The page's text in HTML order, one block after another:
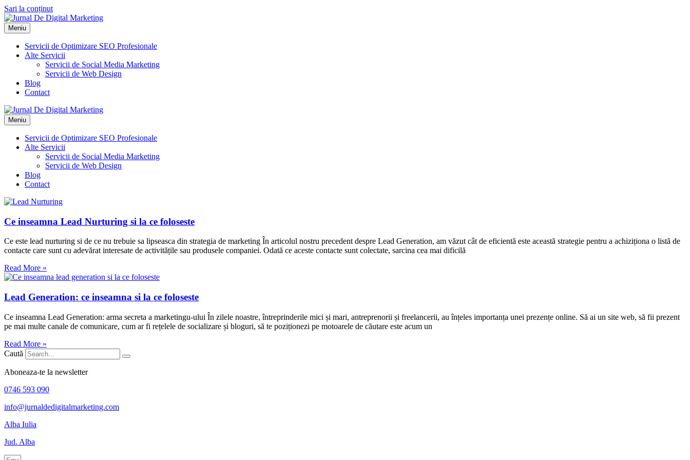
Sari la conținut
Meniu
Servicii de Optimizare SEO Profesionale
Alte Servicii
Servicii de Social Media Marketing
Servicii de Web Design
Blog
Contact
Meniu
Servicii de Optimizare SEO Profesionale
Alte Servicii
Servicii de Social Media Marketing
Servicii de Web Design
Blog
Contact
Ce inseamna Lead Nurturing si la ce foloseste
Ce este lead nurturing si de ce nu trebuie sa lipseasca din strategia de marketing În articolul nostru precedent despre Lead Generation, am văzut cât de eficientă este această strategie pentru a achiziționa o listă de
contacte care sunt cu adevărat interesate de activitățile sau produsele companiei. Odată ce aceste contacte sunt colectate, sarcina cea mai dificilă
Read More »
Lead Generation: ce inseamna si la ce foloseste
Ce inseamna Lead Generation: arma secreta a marketingu-ului În zilele noastre, întreprinderile mici și mari, antreprenorii și freelancerii, au înțeles importanța unei prezențe online. Să ai un site web, să fii prezent
pe mai multe canale de comunicare, cum ar fi rețelele de socializare și bloguri, să te poziționezi pe motoarele de căutare este acum un
Read More »
Caută
Aboneaza-te la newsletter
0746 593 090
info@jurnaldedigitalmarketing.com
Alba Iulia
Jud. Alba